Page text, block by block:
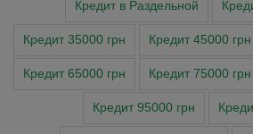
Кредит в Раздельной
Кредит 35000 грн Кредит 45000 грн
Кредит 65000 грн Кредит 75000 грн
Кредит 95000 грн